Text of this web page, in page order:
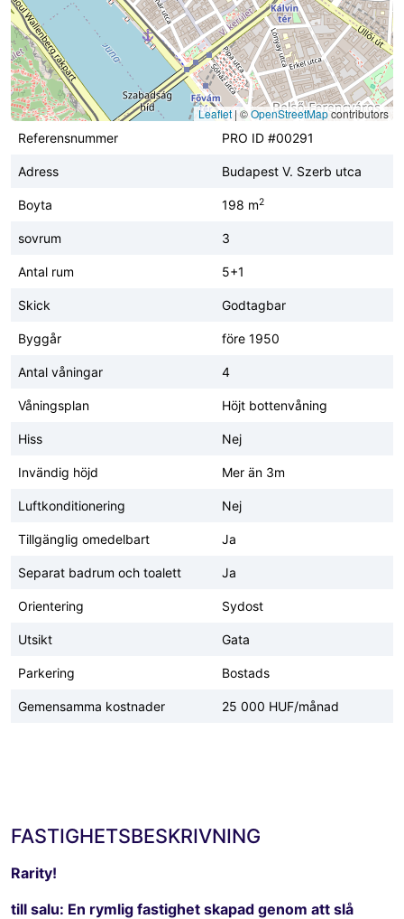
Leaflet | ©OpenStreetMapcontributors
Referensnummer
PRO ID #00291
Adress Budapest V. Szerb utca
Boyta 198 m2
sovrum 3
Antal rum 5+1
Skick Godtagbar
Byggår före 1950
Antal våningar 4
Våningsplan Höjt bottenvåning
Hiss Nej
Invändig höjd Mer än 3m
Luftkonditionering Nej
Tillgänglig omedelbart Ja
Separat badrum och toalett Ja
Orientering Sydost
Utsikt Gata
Parkering Bostads
Gemensamma kostnader 25 000 HUF/månad
FASTIGHETSBESKRIVNING
Rarity!
till salu: En rymlig fastighet skapad genom att slå